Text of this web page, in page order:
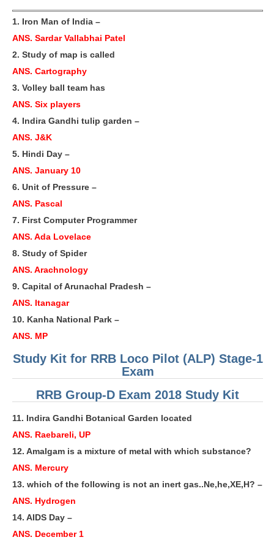
1. Iron Man of India –
ANS. Sardar Vallabhai Patel
2. Study of map is called
ANS. Cartography
3. Volley ball team has
ANS. Six players
4. Indira Gandhi tulip garden –
ANS. J&K
5. Hindi Day –
ANS. January 10
6. Unit of Pressure –
ANS. Pascal
7. First Computer Programmer
ANS. Ada Lovelace
8. Study of Spider
ANS. Arachnology
9. Capital of Arunachal Pradesh –
ANS. Itanagar
10. Kanha National Park –
ANS. MP
Study Kit for RRB Loco Pilot (ALP) Stage-1
Exam
RRB Group-D Exam 2018 Study Kit
11. Indira Gandhi Botanical Garden located
ANS. Raebareli, UP
12. Amalgam is a mixture of metal with which substance?
ANS. Mercury
13. which of the following is not an inert gas..Ne,he,XE,H? –
ANS. Hydrogen
14. AIDS Day –
ANS. December 1